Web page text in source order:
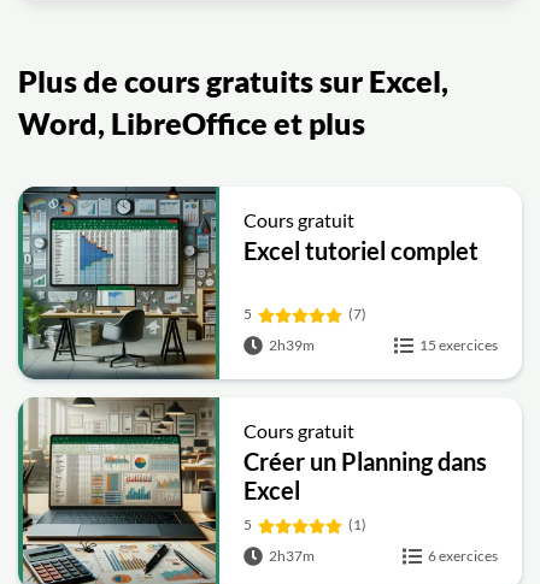
Plus de cours gratuits sur Excel,
Word, LibreOffice et plus
Cours gratuit
Excel tutoriel complet
5
(7)
2h39m
15 exercices
Cours gratuit
Créer un Planning dans
Excel
5
(1)
2h37m
6 exercices